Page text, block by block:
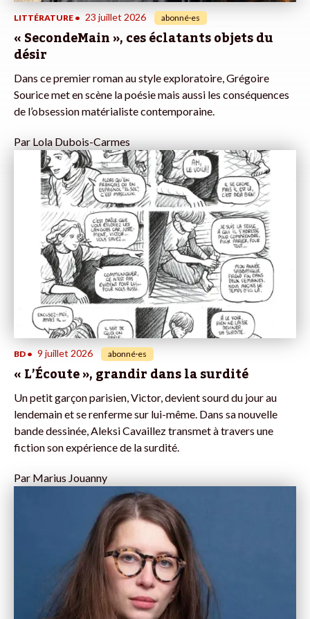
LITTÉRATURE • 23 juillet 2026 abonné·es
« SecondeMain », ces éclatants objets du
désir
Dans ce premier roman au style exploratoire, Grégoire
Sourice met en scène la poésie mais aussi les conséquences
de l’obsession matérialiste contemporaine.
Par Lola Dubois-Carmes
BD • 9 juillet 2026 abonné·es
« L’Écoute », grandir dans la surdité
Un petit garçon parisien, Victor, devient sourd du jour au
lendemain et se renferme sur lui-même. Dans sa nouvelle
bande dessinée, Aleksi Cavaillez transmet à travers une
fiction son expérience de la surdité.
Par Marius Jouanny